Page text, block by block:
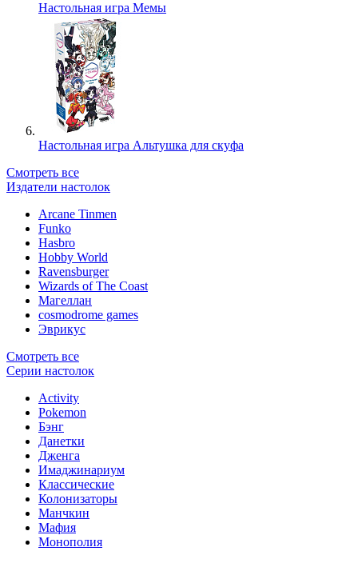
Настольная игра Мемы
Настольная игра Альтушка для скуфа
Смотреть все
Издатели настолок
Arcane Tinmen
Funko
Hasbro
Hobby World
Ravensburger
Wizards of The Coast
Магеллан
сosmodrome games
Эврикус
Смотреть все
Серии настолок
Activity
Pokemon
Бэнг
Данетки
Дженга
Имаджинариум
Классические
Колонизаторы
Манчкин
Мафия
Монополия